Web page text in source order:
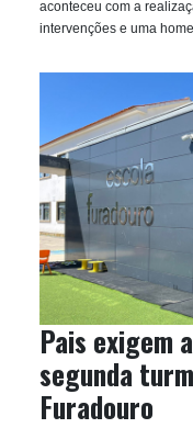
aconteceu com a
intervenções e uma
Pais exigem
segunda
Furadouro